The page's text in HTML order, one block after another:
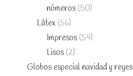
números (50)
Látex (56)
Impresos (54)
Lisos (2)
Globos especial navidad y reyes